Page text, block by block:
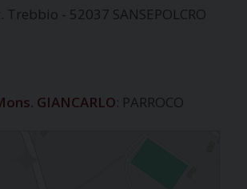
Trebbio - 52037 SANSEPOLCRO
GIANCARLO: PARROCO